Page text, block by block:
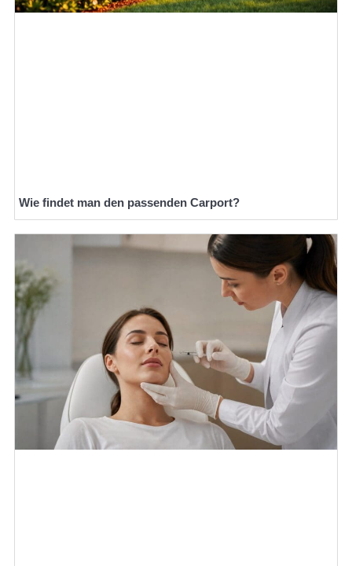
Wie findet man den passenden Carport?